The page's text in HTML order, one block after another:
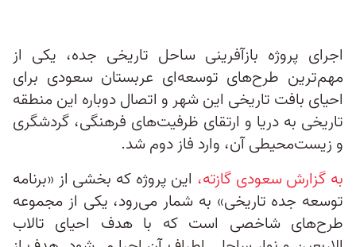
اجرای پروژه بازآفرینی ساحل تاریخی جده، یکی از
مهم‌ترین طرح‌های توسعه‌ای عربستان سعودی برای
احیای بافت تاریخی این شهر و اتصال دوباره این منطقه
تاریخی به دریا و ارتقای ظرفیت‌های فرهنگی، گردشگری
و زیست‌محیطی آن، وارد فاز دوم شد.
به‌ گزارش سعودی گازته، این پروژه که بخشی از «برنامه
توسعه جده تاریخی» به شمار می‌رود، یکی از مجموعه
طرح‌های شاخصی است که با هدف احیای تالاب